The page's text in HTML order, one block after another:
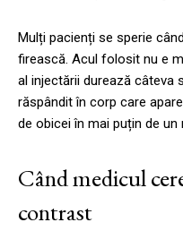
Mulți pacienți se sperie
firească. Acul folosit nu e
al injectării durează câteva
răspândit în corp care
de obicei în mai puțin de un
Când medicul
contrast